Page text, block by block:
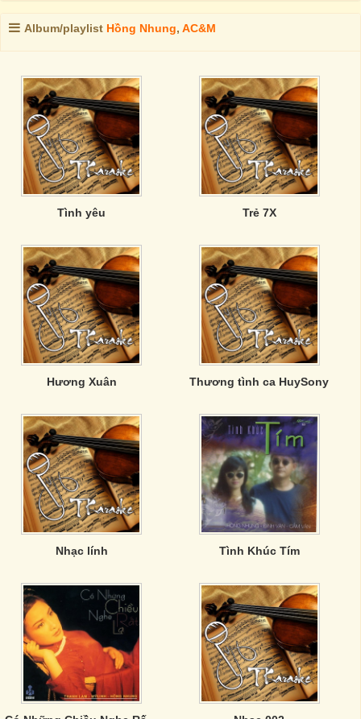
Album/playlist Hồng Nhung, AC&M
Tình yêu Trẻ 7X
Hương Xuân Thương tình ca HuySony
Nhạc lính Tình Khúc Tím